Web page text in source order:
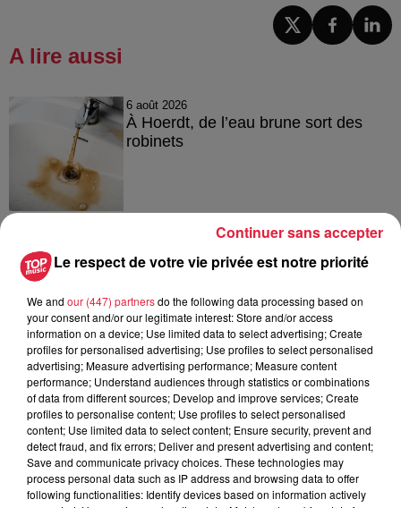
A lire aussi
6 août 2026
À Hoerdt, de l’eau brune sort des
robinets
Tags antisémites à Strasbourg :
Catherine Trautmann réagit
6 août 2026
Au zoo de Mulhouse : rencontre
avec les flamants rouges
Le respect de votre vie privée est notre priorité
We and our (447) partnersdo the following data processing based on
your consent and/or our legitimate interest: Store and/or access
information on a device; Use limited data to select advertising; Create
profiles for personalised advertising; Use profiles to select personalised
advertising; Measure advertising performance; Measure content
performance; Understand audiences through statistics or combinations
of data from different sources; Develop and improve services; Create
profiles to personalise content; Use profiles to select personalised
content; Use limited data to select content; Ensure security, prevent and
detect fraud, and fix errors; Deliver and present advertising and content;
Save and communicate privacy choices. These technologies may
process personal data such as IP address and browsing data to offer
following functionalities: Identify devices based on information actively
Continuer sans accepter